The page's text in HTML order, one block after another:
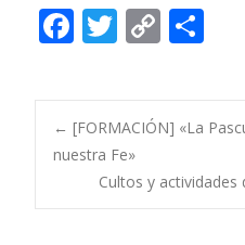
F
e
b
o
o
T
itt
er
C
p
y
Li
n
m
p
ar
ti
Post
← [FORMACIÓN] «La
nuestra Fe»
Cultos y